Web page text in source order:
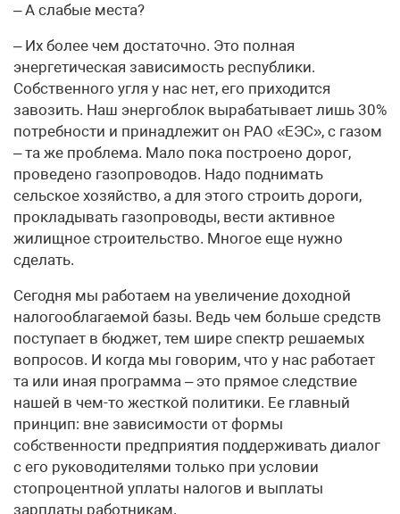
– А слабые места?
– Их более чем достаточно. Это полная
энергетическая зависимость республики.
Собственного угля у нас нет, его приходится
завозить. Наш энергоблок вырабатывает лишь 30%
потребности и принадлежит он РАО «ЕЭС», с газом
– та же проблема. Мало пока построено дорог,
проведено газопроводов. Надо поднимать
сельское хозяйство, а для этого строить дороги,
прокладывать газопроводы, вести активное
жилищное строительство. Многое еще нужно
сделать.
Сегодня мы работаем на увеличение доходной
налогооблагаемой базы. Ведь чем больше средств
поступает в бюджет, тем шире спектр решаемых
вопросов. И когда мы говорим, что у нас работает
та или иная программа – это прямое следствие
нашей в чем-то жесткой политики. Ее главный
принцип: вне зависимости от формы
собственности предприятия поддерживать диалог
с его руководителями только при условии
стопроцентной уплаты налогов и выплаты
зарплаты работникам.